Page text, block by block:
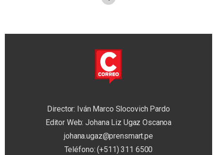
Director: Iván Marco Slocovich Pardo
Editor Web: Johana Liz Ugaz Oscanoa
johana.ugaz@prensmart.pe
Teléfono: (+511) 311 6500